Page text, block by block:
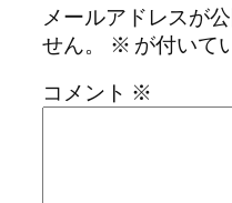
メールアドレスが
せん。
※ が付いて
コメント ※